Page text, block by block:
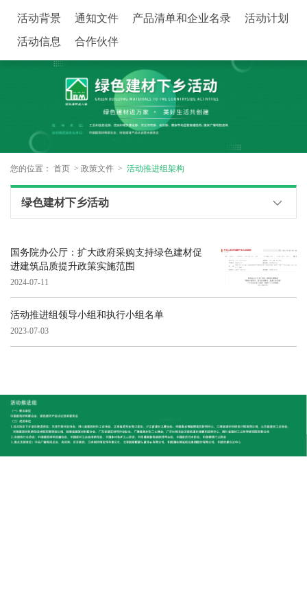
活动背景 通知文件 产品清单和企业名录
活动计划
活动信息
合作伙伴
您的位置： 首页 政策文件 活动推进组架构
绿色建材下乡活动
国务院办公厅：扩大政府采购支持绿色建材促
进建筑品质提升政策实施范围
2024-07-11
活动推进组领导小组和执行小组名单
2023-07-03